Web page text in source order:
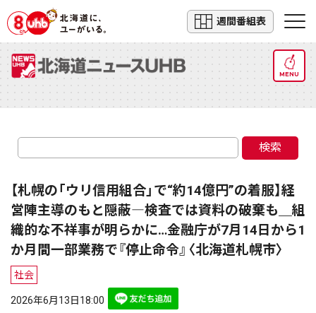
週間番組表
MENU
検索
【札幌の「ウリ信用組合」で“約14億円”の着服】経
営陣主導のもと隠蔽―検査では資料の破棄も＿組
織的な不祥事が明らかに…金融庁が7月14日から1
か月間一部業務で『停止命令』〈北海道札幌市〉
社会
2026年6月13日18:00